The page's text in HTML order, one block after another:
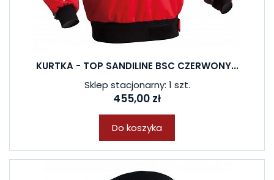
KURTKA - TOP SANDILINE BSC CZERWONY...
Sklep stacjonarny: 1 szt.
455,00 zł
Do koszyka